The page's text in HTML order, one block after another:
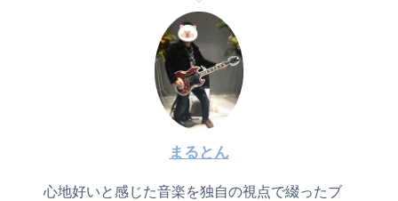
まるとん
心地好いと感じた音楽を独自の視点で綴ったブ